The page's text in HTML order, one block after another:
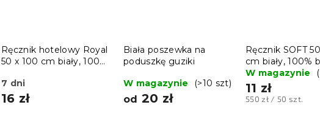
Ręcznik hotelowy Royal
50 x 100 cm biały, 100%
7 dni
16 zł
Biała poszewka na
poduszkę guziki
W magazynie
(>10 szt)
od 20 zł
Ręcznik SOFT
cm biały, 100%
W magazynie
11 zł
Cena
550 zł / 50 szt.